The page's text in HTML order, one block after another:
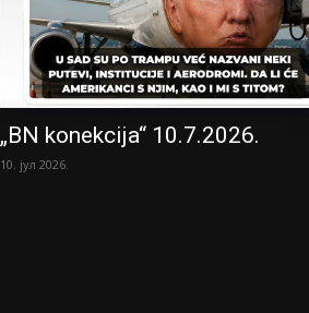
„BN konekcija“ 10.7.2026.
10. јул 2026.